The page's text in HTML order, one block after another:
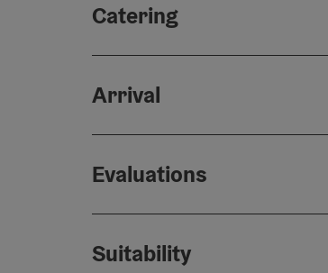
Catering
Arrival
Evaluations
Suitability